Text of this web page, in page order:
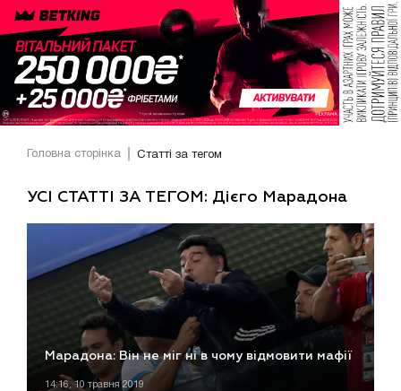
Головна сторінка Статті за тегом
УСІ СТАТТІ ЗА ТЕГОМ: Дієго Марадона
Марадона: Він не міг ні в чому відмовити мафії
14:16, 10 травня 2019